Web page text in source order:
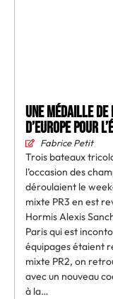
Une médaille
d’Europe pour
Fabrice Petit
Trois bateaux
l’occasion des
déroulaient le
mixte PR3 en est
Hormis Alexis
Paris qui est
équipages étaient
mixte PR2, on
avec un nouveau
à la…